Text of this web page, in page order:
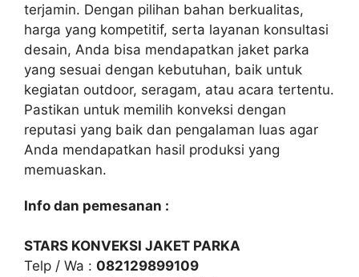
terjamin. Dengan pilihan bahan berkualitas,
harga yang kompetitif, serta layanan konsultasi
desain, Anda bisa mendapatkan jaket parka
yang sesuai dengan kebutuhan, baik untuk
kegiatan outdoor, seragam, atau acara tertentu.
Pastikan untuk memilih konveksi dengan
reputasi yang baik dan pengalaman luas agar
Anda mendapatkan hasil produksi yang
memuaskan.
Info dan pemesanan :
STARS KONVEKSI JAKET PARKA
Telp / Wa : 082129899109